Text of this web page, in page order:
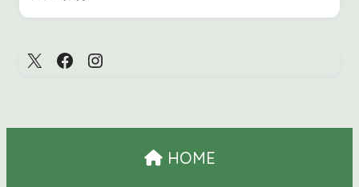
HOME